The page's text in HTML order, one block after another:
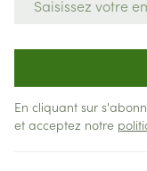
En cliquant sur
et acceptez notre